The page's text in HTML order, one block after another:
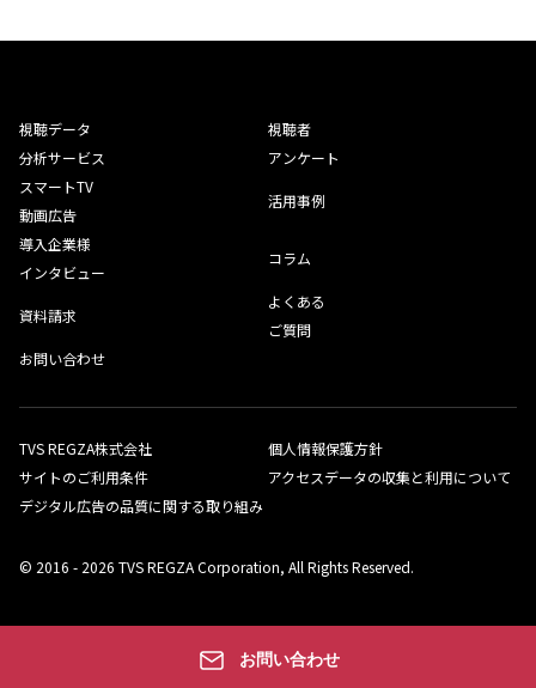
お問い合わせ
視聴データ
分析サービス
視聴者
アンケート
スマートTV
動画広告
活用事例
導入企業様
インタビュー
コラム
資料請求
よくある
ご質問
お問い合わせ
© 2016 - 2026 TVS REGZA Corporation, All Rights Reserved.
TVS REGZA株式会社
個人情報保護方針
サイトのご利用条件
アクセスデータの収集と利用について
デジタル広告の品質に関する取り組み